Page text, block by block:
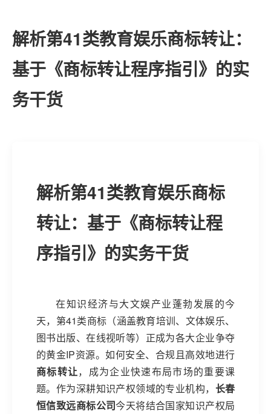
解析第41类教育娱乐商标转让：
基于《商标转让程序指引》的实
务干货
解析第41类教育娱乐商标
转让：基于《商标转让程
序指引》的实务干货
在知识经济与大文娱产业蓬勃发展的今
天，第41类商标（涵盖教育培训、文体娱乐、
图书出版、在线视听等）正成为各大企业争夺
的黄金IP资源。如何安全、合规且高效地进行
商标转让，成为企业快速布局市场的重要课
题。作为深耕知识产权领域的专业机构， 长春
恒信致远商标公司今天将结合国家知识产权局